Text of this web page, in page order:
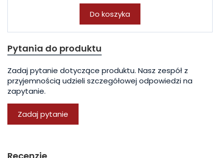
Do koszyka
Pytania do produktu
Zadaj pytanie dotyczące produktu. Nasz zespół z
przyjemnością udzieli szczegółowej odpowiedzi na
zapytanie.
Zadaj pytanie